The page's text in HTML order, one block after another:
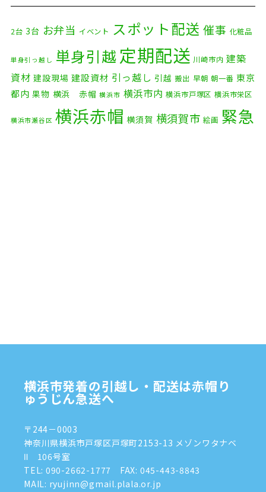
2台 3台 お弁当 イベント スポット配送 催事 化粧品
単身引っ越し 単身引越 定期配送 川崎市内 建築
資材 建設現場 建設資材 引っ越し 引越 搬出 早朝 朝一番 東京
都内 果物 横浜 赤帽 横浜市 横浜市内 横浜市戸塚区 横浜市栄区
横浜市瀬谷区 横浜赤帽 横須賀 横須賀市 絵画 緊急
横浜市発着の引越し・配送は赤帽り
ゅうじん急送へ
〒244－0003
神奈川県横浜市戸塚区戸塚町2153-13 メゾンワタナベ
Ⅱ 106号室
TEL: 090-2662-1777
FAX: 045-443-8843
MAIL: ryujinn@gmail.plala.or.jp